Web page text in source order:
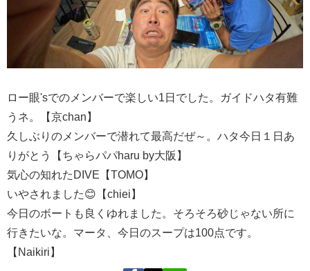
ロー眼'sでのメンバーで楽しい1日でした。ガイドハタ有難
うネ。【京chan】
久しぶりのメンバーで潜れて最高だぜ～。ハタ今日１日あ
りがとう【ちゃらパパharu by大阪】
気心の知れたDIVE【TOMO】
いやされました😊【chiei】
今日のボートも良くゆれました。そろそろ砂じゃない所に
行きたいな。マータ、今日のスープは100点です。
【Naikiri】